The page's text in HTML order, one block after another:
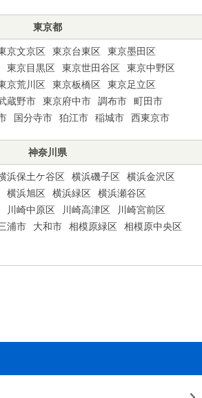
東京都
京文京区 東京台東区
東京墨田区
東京目黒区 東京世田谷区
東京中野区
京荒川区 東京板橋区
東京足立区
蔵野市 東京府中市 調布市
町田市
国分寺市 狛江市 稲城市 西東京市
神奈川県
浜保土ケ谷区 横浜磯子区
横浜金沢区
横浜旭区 横浜緑区
横浜瀬谷区
川崎中原区 川崎高津区
川崎宮前区
浦市 大和市 相模原緑区
相模原中央区